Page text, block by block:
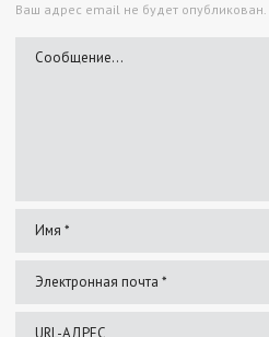
Ваш адрес email не будет опубликован.